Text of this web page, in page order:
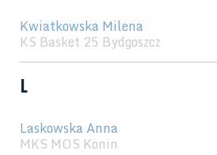
Kwiatkowska Milena
KS Basket 25 Bydgoszcz
L
Laskowska Anna
MKS MOS Konin